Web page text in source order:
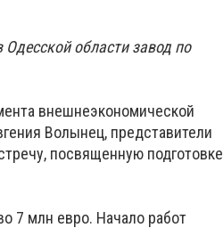
области завод по
внешнеэкономической
Волынец, представители
посвященную подготовке
7 млн ​​евро. Начало работ